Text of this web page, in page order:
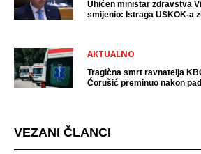
Uhićen ministar zdravstva
smijenio: Istraga USKOK-a
AKTUALNO
Tragična smrt ravnatelja
Ćorušić preminuo nakon
VEZANI ČLANCI